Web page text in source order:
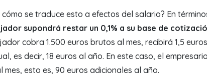
cómo se traduce esto a efectos del salario? En
supondrá restar un 0,1% a su base de
cobra 1.500 euros brutos al mes, recibirá 1,5
es decir, 18 euros al año. En este caso, el
mes, esto es, 90 euros adicionales al año.